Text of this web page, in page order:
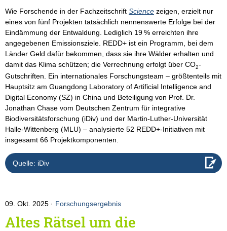
Wie Forschende in der Fachzeitschrift Science zeigen, erzielt nur
eines von fünf Projekten tatsächlich nennenswerte Erfolge bei der
Eindämmung der Entwaldung. Lediglich 19 % erreichten ihre
angegebenen Emissionsziele. REDD+ ist ein Programm, bei dem
Länder Geld dafür bekommen, dass sie ihre Wälder erhalten und
damit das Klima schützen; die Verrechnung erfolgt über CO2-
Gutschriften. Ein internationales Forschungsteam – größtenteils mit
Hauptsitz am Guangdong Laboratory of Artificial Intelligence and
Digital Economy (SZ) in China und Beteiligung von Prof. Dr.
Jonathan Chase vom Deutschen Zentrum für integrative
Biodiversitätsforschung (iDiv) und der Martin-Luther-Universität
Halle-Wittenberg (MLU) – analysierte 52 REDD+-Initiativen mit
insgesamt 66 Projektkomponenten.
Quelle: iDiv
09. Okt. 2025 Forschungsergebnis
Altes Rätsel um die